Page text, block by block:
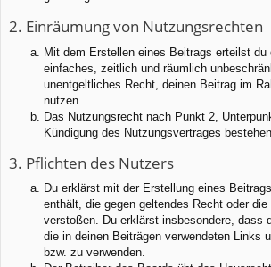
2. Einräumung von Nutzungsrechten
Mit dem Erstellen eines Beitrags erteilst du
einfaches, zeitlich und räumlich
unentgeltliches Recht, deinen Beitrag im
nutzen.
Das Nutzungsrecht nach Punkt 2,
Kündigung des Nutzungsvertrages bestehen.
3. Pflichten des Nutzers
Du erklärst mit der Erstellung eines
enthält, die gegen geltendes Recht oder
verstoßen. Du erklärst insbesondere, dass
die in deinen Beiträgen verwendeten Links
bzw. zu verwenden.